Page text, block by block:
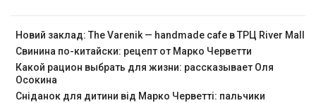
Новий заклад: The Varenik — handmade cafe в ТРЦ River Mall
Свинина по-китайски: рецепт от Марко Черветти
Какой рацион выбрать для жизни: рассказывает Оля
Осокина
Сніданок для дитини від Марко Черветті: пальчики